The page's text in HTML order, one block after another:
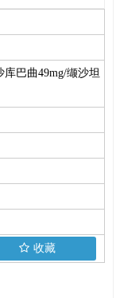
巴曲49mg/缬沙坦
收藏